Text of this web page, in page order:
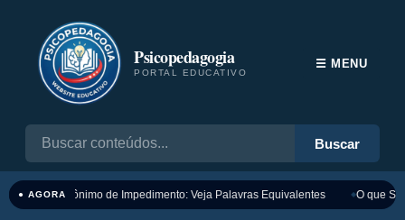
Psicopedagogia
PORTAL EDUCATIVO
Buscar
☰ MENU
● AGORASinônimo de Impedimento: Veja Palavras Equivalentes O que